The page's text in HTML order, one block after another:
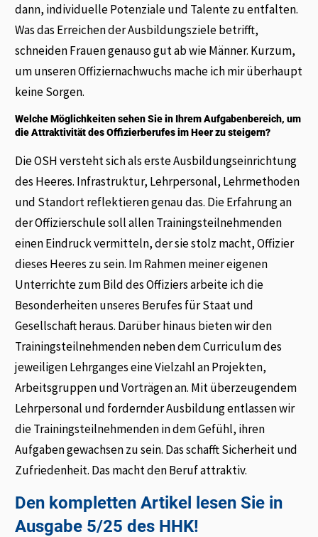
dann, individuelle Potenziale und Talente zu entfalten.
Was das Erreichen der Ausbildungsziele betrifft,
schneiden Frauen genauso gut ab wie Männer. Kurzum,
um unseren Offiziernachwuchs mache ich mir überhaupt
keine Sorgen.
Welche Möglichkeiten sehen Sie in Ihrem Aufgabenbereich, um
die Attraktivität des Offizierberufes im Heer zu steigern?
Die OSH versteht sich als erste Ausbildungseinrichtung
des Heeres. Infrastruktur, Lehrpersonal, Lehrmethoden
und Standort reflektieren genau das. Die Erfahrung an
der Offizierschule soll allen Trainingsteilnehmenden
einen Eindruck vermitteln, der sie stolz macht, Offizier
dieses Heeres zu sein. Im Rahmen meiner eigenen
Unterrichte zum Bild des Offiziers arbeite ich die
Besonderheiten unseres Berufes für Staat und
Gesellschaft heraus. Darüber hinaus bieten wir den
Trainingsteilnehmenden neben dem Curriculum des
jeweiligen Lehrganges eine Vielzahl an Projekten,
Arbeitsgruppen und Vorträgen an. Mit überzeugendem
Lehrpersonal und fordernder Ausbildung entlassen wir
die Trainingsteilnehmenden in dem Gefühl, ihren
Aufgaben gewachsen zu sein. Das schafft Sicherheit und
Zufriedenheit. Das macht den Beruf attraktiv.
Den kompletten Artikel lesen Sie in
Ausgabe 5/25 des HHK!